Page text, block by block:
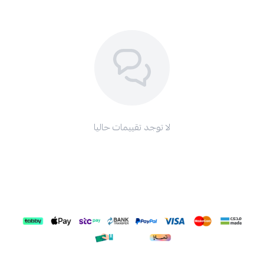
لا توجد تقييمات حاليا